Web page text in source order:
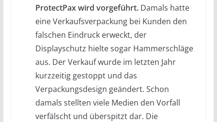
ProtectPax wird vorgeführt.Damals hatte
eine Verkaufsverpackung bei Kunden den
falschen Eindruck erweckt, der
Displayschutz hielte sogar Hammerschläge
aus. Der Verkauf wurde im letzten Jahr
kurzzeitig gestoppt und das
Verpackungsdesign geändert. Schon
damals stellten viele Medien den Vorfall
verfälscht und überspitzt dar. Die